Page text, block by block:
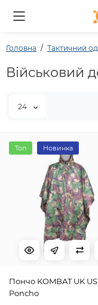
Головна Тактичний
Військовий
24
Топ Новинка
Пончо KOMBAT UK
Poncho